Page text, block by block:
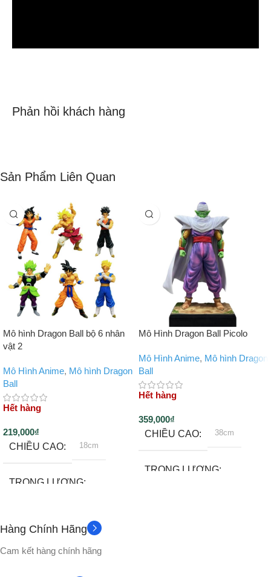
Phản hồi khách hàng
Sản Phẩm Liên Quan
Mô hình Dragon Ball bộ 6 nhân
vật 2
Mô Hình Anime, Mô hình Dragon
Ball
Hết hàng
219,000₫
CHIỀU CAO
18cm
TRỌNG LƯỢNG
PHỤ KIỆN Không
Mô Hình Dragon Ball Picolo
Mô Hình Anime, Mô hình Dragon
Ball
Hết hàng
359,000₫
CHIỀU CAO
38cm
TRỌNG LƯỢNG
Hàng Chính Hãng
Cam kết hàng chính hãng